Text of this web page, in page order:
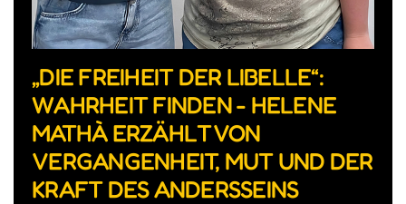
„DIE FREIHEIT DER LIBELLE“:
WAHRHEIT FINDEN - HELENE
MATHÀ ERZÄHLT VON
VERGANGENHEIT, MUT UND DER
KRAFT DES ANDERSSEINS